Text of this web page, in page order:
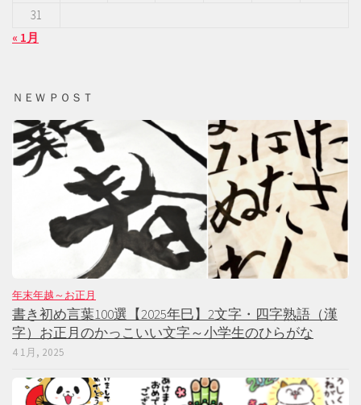
31
« 1月
ＮＥＷ ＰＯＳＴ
年末年越～お正月
書き初め言葉100選【2025年巳】2文字・四字熟語（漢
字）お正月のかっこいい文字～小学生のひらがな
4 1月, 2025